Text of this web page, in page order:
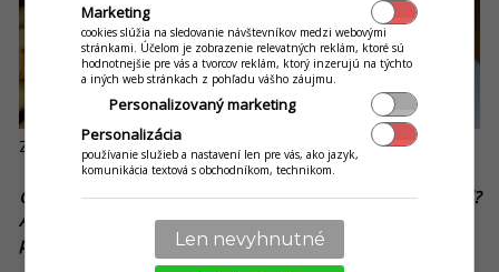
Zdroj: Hotel Praděd
Čo vám pomáha v úspešnom „prevádzkovaní“ rozvozu jedál?
Ako stíhate zastrešiť všetky procesy súvisiace s objednaním,
pripravením a doručením jedla?
Marketing
cookies slúžia na sledovanie návštevníkov medzi webovými
stránkami. Účelom je zobrazenie relevatných reklám, ktoré sú
hodnotnejšie pre vás a tvorcov reklám, ktorý inzerujú na týchto
a iných web stránkach z pohľadu vášho záujmu.
Personalizovaný marketing
Personalizácia
používanie služieb a nastavení len pre vás, ako jazyk,
komunikácia textová s obchodníkom, technikom.
Len nevyhnutné